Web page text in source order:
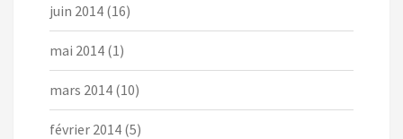
juin 2014 (16)
mai 2014 (1)
mars 2014 (10)
février 2014 (5)